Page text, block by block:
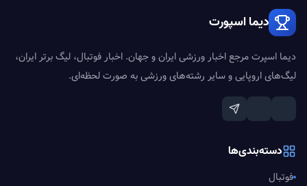
دیما اسپورت
دیما اسپرت مرجع اخبار ورزشی ایران و جهان. اخبار فوتبال، لیگ برتر ایران،
لیگ‌های اروپایی و سایر رشته‌های ورزشی به صورت لحظه‌ای.
دسته‌بندی‌ها
فوتبال